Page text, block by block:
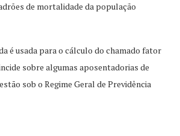
de mortalidade da população
é usada para o cálculo do chamado fator
sobre algumas aposentadorias de
sob o Regime Geral de Previdência